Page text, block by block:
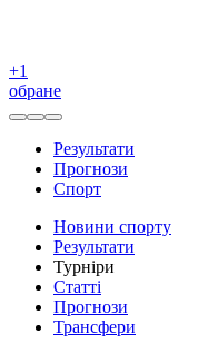
+1
обране
Результати
Прогнози
Спорт
Новини спорту
Результати
Турніри
Статті
Прогнози
Трансфери